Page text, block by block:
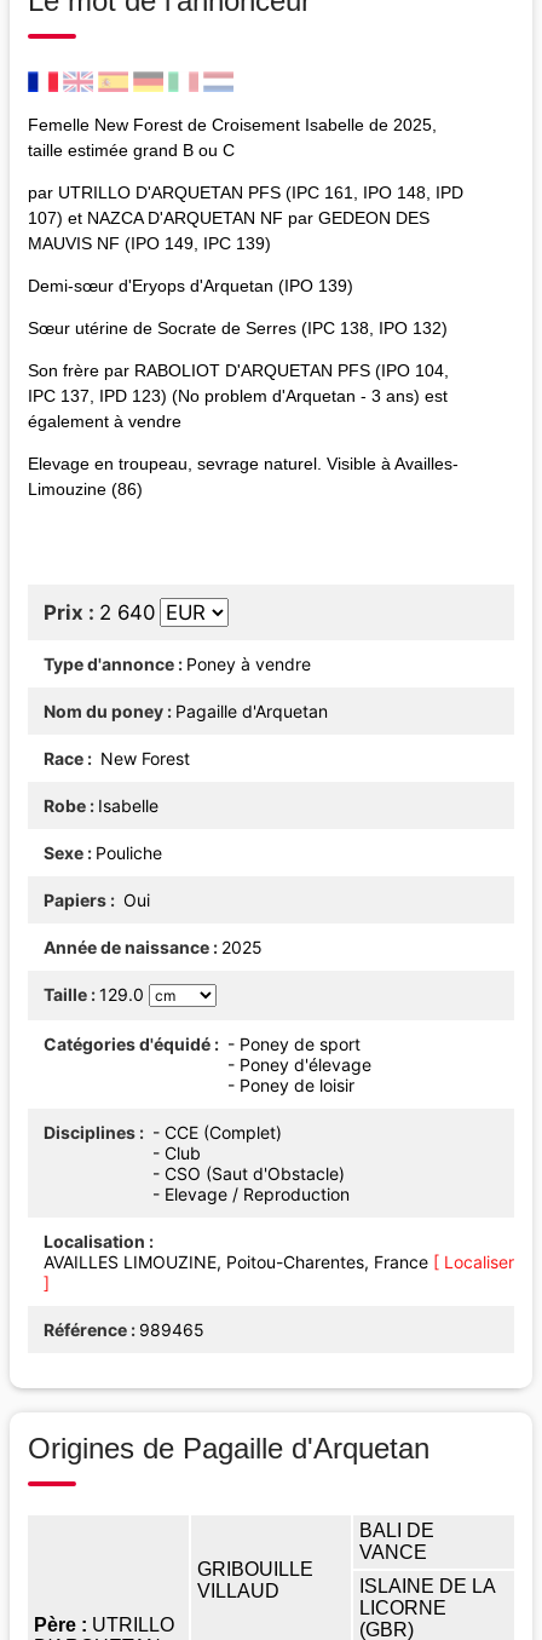
Femelle New Forest de Croisement Isabelle de 2025,
taille estimée grand B ou C
par UTRILLO D'ARQUETAN PFS (IPC 161, IPO 148, IPD
107) et NAZCA D'ARQUETAN NF par GEDEON DES
MAUVIS NF (IPO 149, IPC 139)
Demi-sœur d'Eryops d'Arquetan (IPO 139)
Sœur utérine de Socrate de Serres (IPC 138, IPO 132)
Son frère par RABOLIOT D'ARQUETAN PFS (IPO 104,
IPC 137, IPD 123) (No problem d'Arquetan - 3 ans) est
également à vendre
Elevage en troupeau, sevrage naturel. Visible à Availles-
Limouzine (86)
Prix 2 640
Type d'annonce Poney à vendre
Nom du poney Pagaille d'Arquetan
Race New Forest
Robe Isabelle
Sexe Pouliche
Papiers Oui
Année de naissance 2025
Taille 129.0
Catégories d'équidé
- Poney de sport
- Poney d'élevage
- Poney de loisir
Disciplines
- CCE (Complet)
- Club
- CSO (Saut d'Obstacle)
- Elevage / Reproduction
Localisation
AVAILLES LIMOUZINE, Poitou-Charentes, France [ Localiser
]
Référence 989465
Origines de Pagaille d'Arquetan
Père : UTRILLO
GRIBOUILLE
VILLAUD
BALI DE
VANCE
ISLAINE DE LA
LICORNE
(GBR)